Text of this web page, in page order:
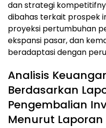
dan strategi
dibahas terkait prospek
proyeksi pertumbuhan
ekspansi pasar, dan
beradaptasi dengan
Analisis
Berdasarkan
Pengembalian
Menurut Laporan